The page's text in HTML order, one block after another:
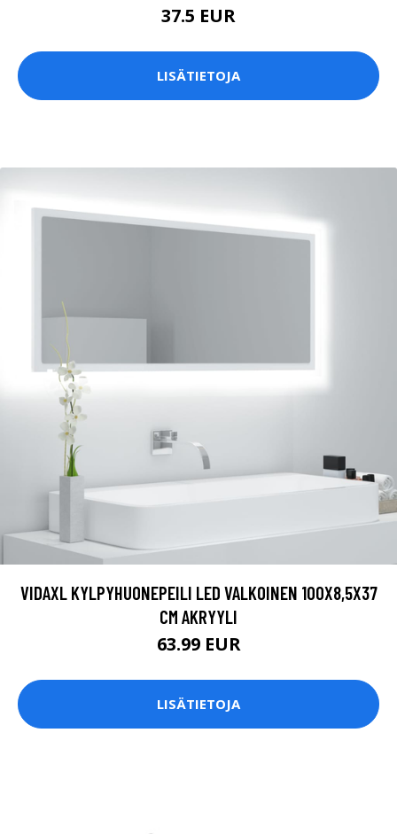
37.5 EUR
LISÄTIETOJA
VIDAXL KYLPYHUONEPEILI LED VALKOINEN 100X8,5X37
CM AKRYYLI
63.99 EUR
LISÄTIETOJA